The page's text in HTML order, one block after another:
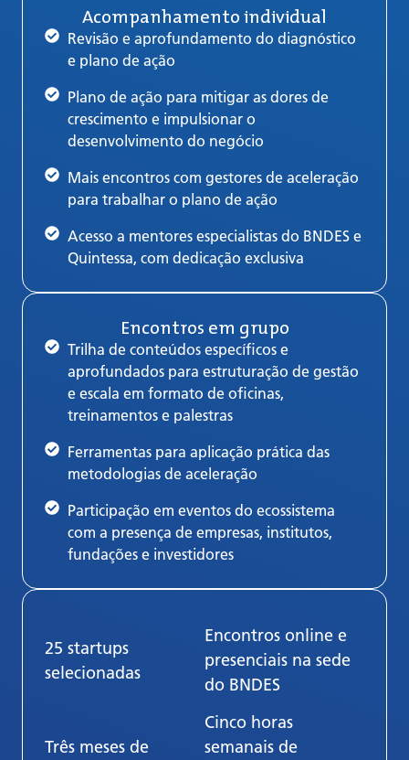
Acompanhamento individual
Revisão e aprofundamento do diagnóstico
e plano de ação
Plano de ação para mitigar as dores de
crescimento e impulsionar o
desenvolvimento do negócio
Mais encontros com gestores de aceleração
para trabalhar o plano de ação
Acesso a mentores especialistas do BNDES e
Quintessa, com dedicação exclusiva
Encontros em grupo
Trilha de conteúdos específicos e
aprofundados para estruturação de gestão
e escala em formato de oficinas,
treinamentos e palestras
Ferramentas para aplicação prática das
metodologias de aceleração
Participação em eventos do ecossistema
com a presença de empresas, institutos,
fundações e investidores
25 startups
selecionadas
Encontros online e
presenciais na sede
do BNDES
Três meses de
Cinco horas
semanais de